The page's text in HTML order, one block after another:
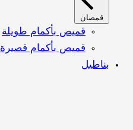
قمصان
قميص بأكمام طويلة
قميص بأكمام قصيرة
بناطيل